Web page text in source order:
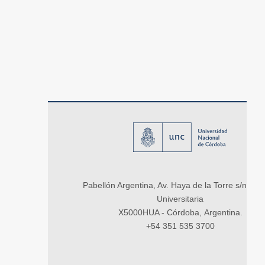
Pabellón Argentina, Av. Haya de la Torre s/n,
Universitaria
X5000HUA - Córdoba, Argentina.
+54 351 535 3700